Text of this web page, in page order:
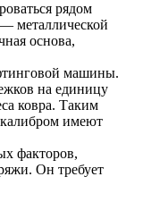
рядом
металлической
основа,
машины.
на единицу
ковра. Таким
имеют
факторов,
Он требует